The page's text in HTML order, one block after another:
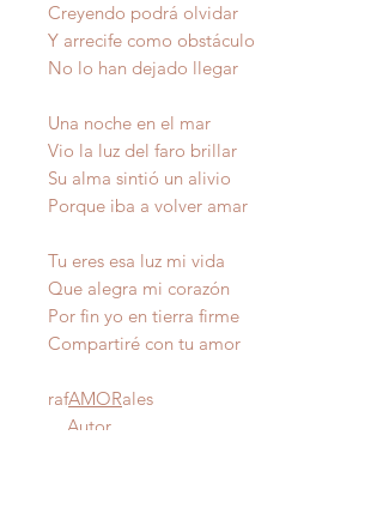
Creyendo podrá olvidar
Y arrecife como obstáculo
No lo han dejado llegar
Una noche en el mar
Vio la luz del faro brillar
Su alma sintió un alivio
Porque iba a volver amar
Tu eres esa luz mi vida
Que alegra mi corazón
Por fin yo en tierra firme
Compartiré con tu amor
rafAMORales
Autor